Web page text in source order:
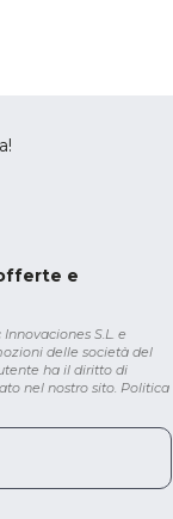
e
S.L. e
delle società del
ha il diritto di
nel nostro sito. Politica